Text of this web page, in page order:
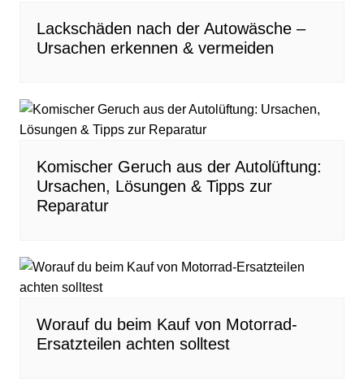
Lackschäden nach der Autowäsche –
Ursachen erkennen & vermeiden
Komischer Geruch aus der Autolüftung:
Ursachen, Lösungen & Tipps zur
Reparatur
Worauf du beim Kauf von Motorrad-
Ersatzteilen achten solltest